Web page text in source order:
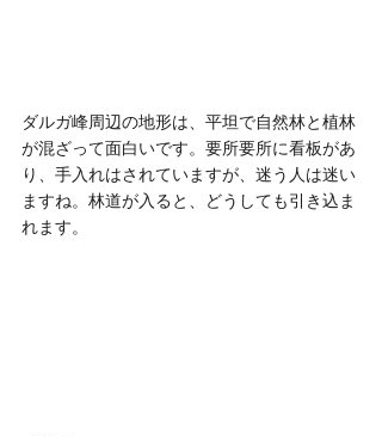
ダルガ峰周辺の地形は、平坦で自然林と植林
が混ざって面白いです。要所要所に看板があ
り、手入れはされていますが、迷う人は迷い
ますね。林道が入ると、どうしても引き込ま
れます。